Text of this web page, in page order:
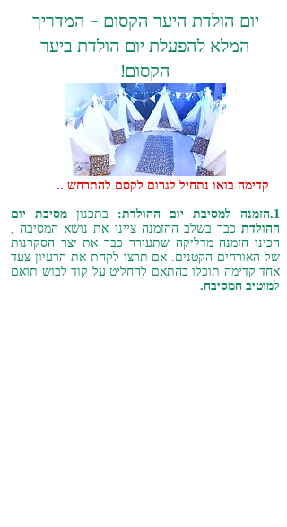
יום הולדת היער הקסום - המדריך
המלא להפעלת יום הולדת ביער
הקסום!
קדימה בואו נתחיל לגרום לקסם להתרחש ..
1.הזמנה למסיבת יום ההולדת: בתכנוןמסיבת יום
ההולדת כבר בשלב ההזמנה ציינו את נושא המסיבה ,
הכינו הזמנה מדליקה שתעורר כבר את יצר הסקרנות
של האורחים הקטנים. אם תרצו לקחת את הרעיון צעד
אחד קדימה תוכלו בהתאם להחליט על קוד לבוש תואם
למוטיב המסיבה.